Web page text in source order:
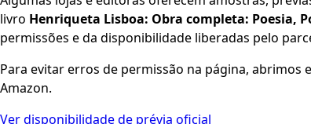
livro Henriqueta Lisboa: Obra completa: Poesia,
permissões e da disponibilidade liberadas pelo
Para evitar erros de permissão na página,
Amazon.
Ver disponibilidade de prévia oficial